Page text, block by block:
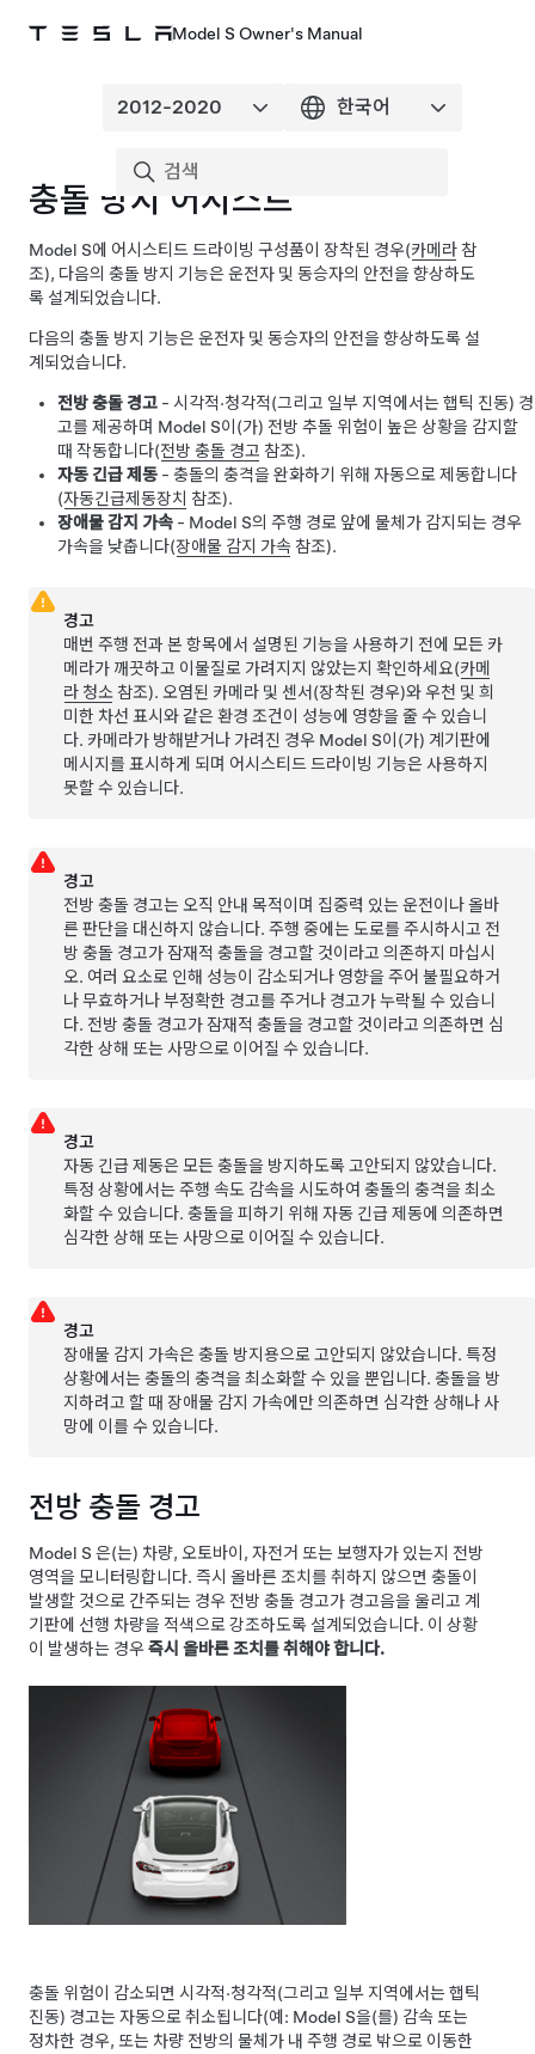
Model S Owner's Manual
충돌 방지 어시스트
Model S에 어시스티드 드라이빙 구성품이 장착된 경우(카메라 참
조), 다음의 충돌 방지 기능은 운전자 및 동승자의 안전을 향상하도
록 설계되었습니다.
다음의 충돌 방지 기능은 운전자 및 동승자의 안전을 향상하도록 설
계되었습니다.
전방 충돌 경고 - 시각적·청각적(그리고 일부 지역에서는 햅틱 진동) 경
고를 제공하며 Model S이(가) 전방 추돌 위험이 높은 상황을 감지할
때 작동합니다(전방 충돌 경고 참조).
자동 긴급 제동 - 충돌의 충격을 완화하기 위해 자동으로 제동합니다
(자동긴급제동장치 참조).
장애물 감지 가속 - Model S의 주행 경로 앞에 물체가 감지되는 경우
가속을 낮춥니다(장애물 감지 가속 참조).
경고
매번 주행 전과 본 항목에서 설명된 기능을 사용하기 전에 모든 카
메라가 깨끗하고 이물질로 가려지지 않았는지 확인하세요(카메
라 청소 참조). 오염된 카메라 및 센서(장착된 경우)와 우천 및 희
미한 차선 표시와 같은 환경 조건이 성능에 영향을 줄 수 있습니
다. 카메라가 방해받거나 가려진 경우 Model S이(가) 계기판에
메시지를 표시하게 되며 어시스티드 드라이빙 기능은 사용하지
못할 수 있습니다.
경고
전방 충돌 경고는 오직 안내 목적이며 집중력 있는 운전이나 올바
른 판단을 대신하지 않습니다. 주행 중에는 도로를 주시하시고 전
방 충돌 경고가 잠재적 충돌을 경고할 것이라고 의존하지 마십시
오. 여러 요소로 인해 성능이 감소되거나 영향을 주어 불필요하거
나 무효하거나 부정확한 경고를 주거나 경고가 누락될 수 있습니
다. 전방 충돌 경고가 잠재적 충돌을 경고할 것이라고 의존하면 심
각한 상해 또는 사망으로 이어질 수 있습니다.
경고
자동 긴급 제동은 모든 충돌을 방지하도록 고안되지 않았습니다.
특정 상황에서는 주행 속도 감속을 시도하여 충돌의 충격을 최소
화할 수 있습니다. 충돌을 피하기 위해 자동 긴급 제동에 의존하면
심각한 상해 또는 사망으로 이어질 수 있습니다.
경고
장애물 감지 가속은 충돌 방지용으로 고안되지 않았습니다. 특정
상황에서는 충돌의 충격을 최소화할 수 있을 뿐입니다. 충돌을 방
지하려고 할 때 장애물 감지 가속에만 의존하면 심각한 상해나 사
망에 이를 수 있습니다.
전방 충돌 경고
Model S 은(는) 차량, 오토바이, 자전거 또는 보행자가 있는지 전방
영역을 모니터링합니다. 즉시 올바른 조치를 취하지 않으면 충돌이
발생할 것으로 간주되는 경우 전방 충돌 경고가 경고음을 울리고 계
기판에 선행 차량을 적색으로 강조하도록 설계되었습니다. 이 상황
이 발생하는 경우즉시 올바른 조치를 취해야 합니다.
충돌 위험이 감소되면 시각적·청각적(그리고 일부 지역에서는 햅틱
진동) 경고는 자동으로 취소됩니다(예: Model S을(를) 감속 또는
정차한 경우, 또는 차량 전방의 물체가 내 주행 경로 밖으로 이동한